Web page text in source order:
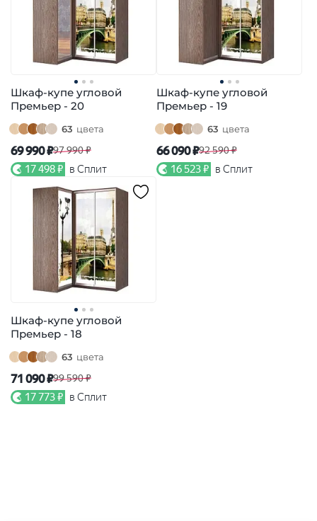
Шкаф-купе угловой
Премьер - 20
63 цвета
69 990 ₽97 990 ₽
17 498 ₽ в Сплит
Шкаф-купе угловой
Премьер - 19
63 цвета
66 090 ₽92 590 ₽
16 523 ₽ в Сплит
Шкаф-купе угловой
Премьер - 18
63 цвета
71 090 ₽99 590 ₽
17 773 ₽ в Сплит